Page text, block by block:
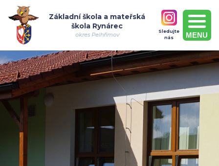
Základní škola a mateřská
škola Rynárec
okres Pelhřimov
Sledujte
nás
MENU